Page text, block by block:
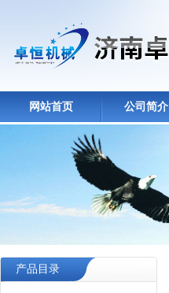
网站首页 公司简介
产品目录